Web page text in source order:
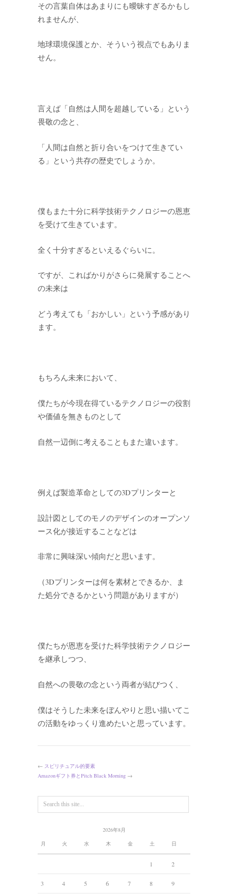
その言葉自体はあまりにも曖昧すぎるかもし
れませんが、
地球環境保護とか、そういう視点でもありま
せん。
言えば「自然は人間を超越している」という
畏敬の念と、
「人間は自然と折り合いをつけて生きてい
る」という共存の歴史でしょうか。
僕もまた十分に科学技術テクノロジーの恩恵
を受けて生きています。
全く十分すぎるといえるぐらいに。
ですが、こればかりがさらに発展することへ
の未来は
どう考えても「おかしい」という予感があり
ます。
もちろん未来において、
僕たちが今現在得ているテクノロジーの役割
や価値を無きものとして
自然一辺倒に考えることもまた違います。
例えば製造革命としての3Dプリンターと
設計図としてのモノのデザインのオープンソ
ース化が接近することなどは
非常に興味深い傾向だと思います。
（3Dプリンターは何を素材とできるか、ま
た処分できるかという問題がありますが）
僕たちが恩恵を受けた科学技術テクノロジー
を継承しつつ、
自然への畏敬の念という両者が結びつく、
僕はそうした未来をぼんやりと思い描いてこ
の活動をゆっくり進めたいと思っています。
← スピリチュアル的要素
Amazonギフト券とPitch Black Morning →
2026年8月
月 火 水 木 金 土 日
1 2
3 4 5 6 7 8 9